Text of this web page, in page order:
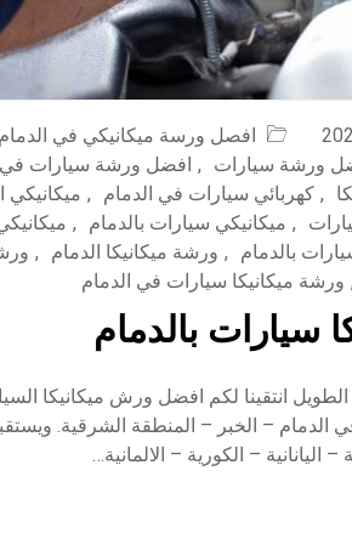
افصل ورسة ميكانيكي في الدمام
ورشة سيارات , افضل ورشة سيارات في
, كهربائي سيارات في الدمام , ميكانيكي
, ميكانيكي سيارات بالدمام ,
بالدمام , ورشة ميكانيكا الدمام ,
, ورشة ميكانيكا سيارات في الدمام
سيارات بالدمام
انتقينا لكم افضل ورش ميكانيكا
– الخبر – المنطقة الشرقية.
اليانانية – الكورية – الالمانية…